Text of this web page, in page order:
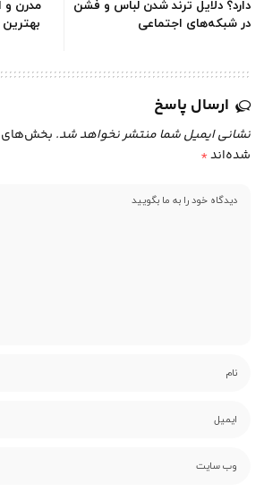
دارد؟ دلایل ترند شدن لباس و فشن
در شبکه‌های اجتماعی
مدرن و
ارسال پاسخ
نشانی ایمیل شما منتشر نخواهد شد. بخش‌های
شده‌اند*